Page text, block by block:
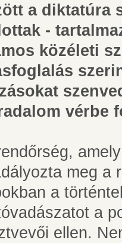
a diktatúra
-
közéleti
vérbe
meg a
a
a
ellen.